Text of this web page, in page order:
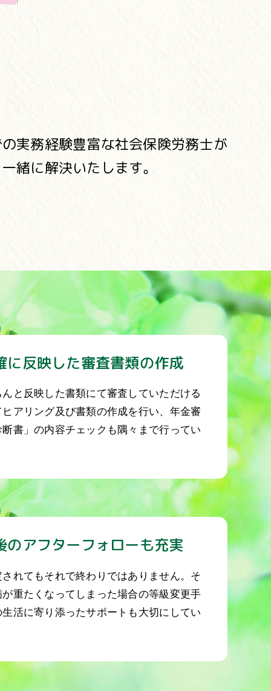
実務経験豊富な社会保険労務士が
緒に解決いたします。
に反映した審査書類の作成
と反映した書類にて審査していただける
アリング及び書類の作成を行い、年金審
書」の内容チェックも隅々まで行ってい
のアフターフォローも充実
れてもそれで終わりではありません。そ
重たくなってしまった場合の等級変更手
活に寄り添ったサポートも大切にしてい